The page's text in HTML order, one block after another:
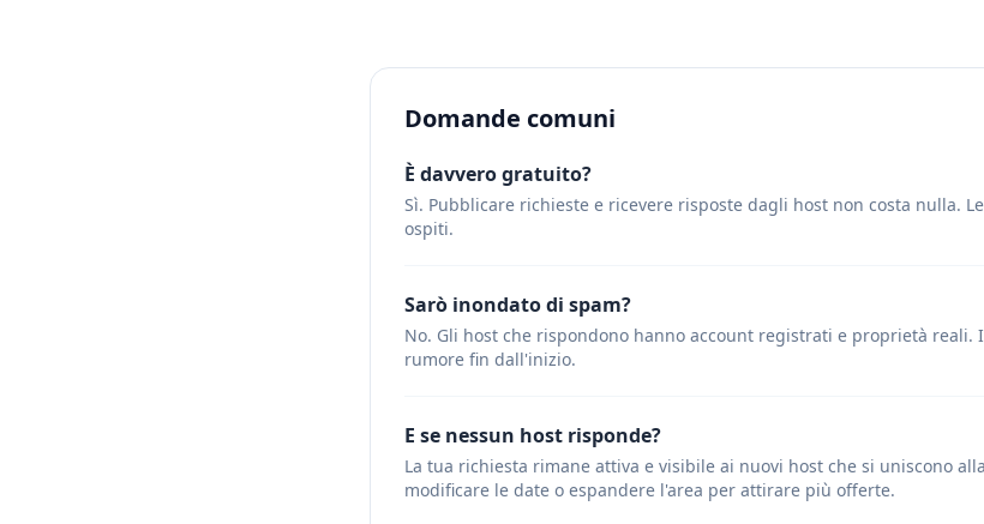
Domande comuni
È davvero gratuito?
Sì. Pubblicare richieste e ricevere risposte dagli host non costa nulla.
ospiti.
Sarò inondato di spam?
No. Gli host che rispondono hanno account registrati e proprietà
rumore fin dall'inizio.
E se nessun host risponde?
La tua richiesta rimane attiva e visibile ai nuovi host che si uniscono
modificare le date o espandere l'area per attirare più offerte.